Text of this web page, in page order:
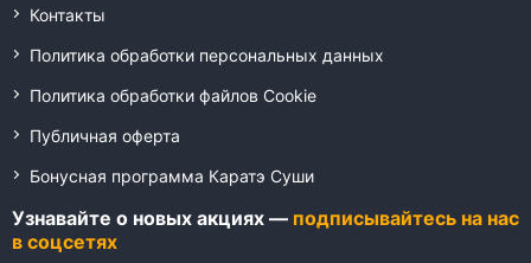
Контакты
Политика обработки персональных данных
Политика обработки файлов Cookie
Публичная оферта
Бонусная программа Каратэ Суши
Узнавайте о новых акциях — подписывайтесь на нас
в соцсетях